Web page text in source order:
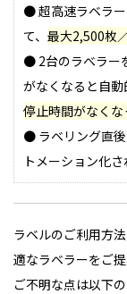
● 超高速ラベラ
て、 最大2,500枚
● 2台のラベラー
がなくなると自動
停止時間がなくな
● ラベリング直
トメーション化さ
ラベルのご利用方
適なラベラーをご
ご不明な点は以下